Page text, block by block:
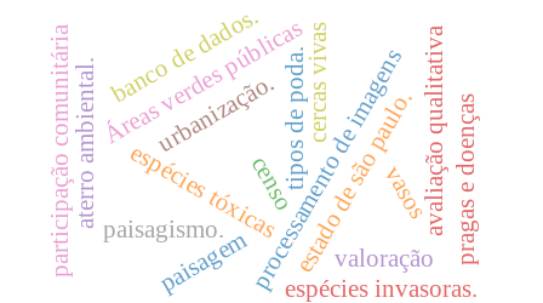
Áreas verdes públicasprocessamento de imagens
espécies tóxicas
espécies invasoras.
estado de são paulo.avaliação qualitativa
tipos de poda.
paisagismo.
aterro ambiental. censo
participação comunitária urbanização. pragas e doenças
banco de dados.
valoração
vasos
cercas vivas
paisagem